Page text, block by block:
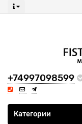
+74997098599
Все категории
Категории